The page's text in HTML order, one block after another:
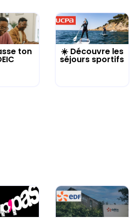
ton ☀️ Découvre les
séjours sportifs